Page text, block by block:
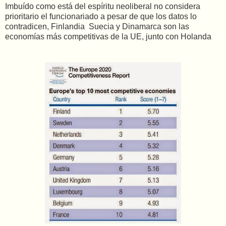
Imbuído como está del espíritu neoliberal no considera
prioritario el funcionariado a pesar de que los datos lo
contradicen, Finlandia Suecia y Dinamarca son las
economías más competitivas de la UE, junto con Holanda